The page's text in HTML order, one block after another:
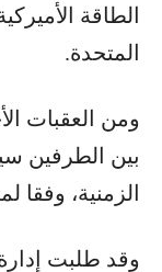
الطاقة
المتحدة.
ومن العقبات
بين الطرفين
الزمنية،
وقد طلبت